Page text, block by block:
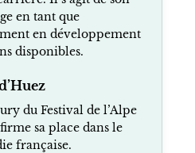
en tant que
en développement
disponibles.
du Festival de l’Alpe
sa place dans le
française.